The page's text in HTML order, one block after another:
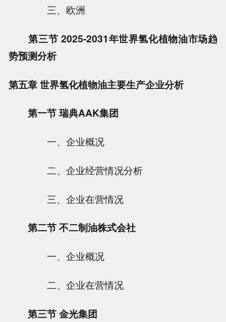
三、欧洲
第三节 2025-2031年世界氢化植物油市场趋
势预测分析
第五章 世界氢化植物油主要生产企业分析
第一节 瑞典AAK集团
一、企业概况
二、企业经营情况分析
三、企业在营情况
第二节 不二制油株式会社
一、企业概况
二、企业在营情况
第三节 金光集团